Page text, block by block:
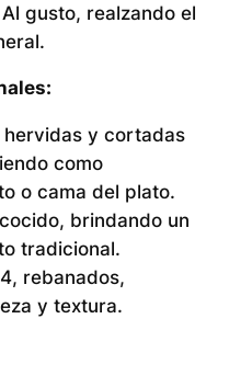
Al gusto, realzando el
hervidas y cortadas
como
o cama del plato.
brindando un
tradicional.
4, rebanados,
y textura.